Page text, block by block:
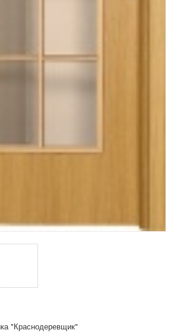
"Краснодеревщик"